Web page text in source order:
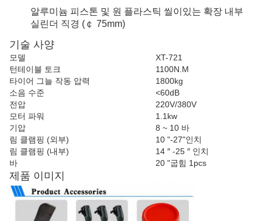
알루미늄 피스톤 및 원 플라스틱 씰이있는 확장 내부
실린더 직경 (￠ 75mm)
기술 사양
모델
XT-721
턴테이블 토크
1100N.M
타이어 그늘 작동 압력
1800kg
소음 수준
<60dB
전압
220V/380V
모터 파워
1.1kw
기압
8 ~ 10 바
림 클램핑 (외부)
10 "-27"인치
림 클램핑 (내부)
14 ″ -25 ″ 인치
바
20 "굽힘 1pcs
제품 이미지